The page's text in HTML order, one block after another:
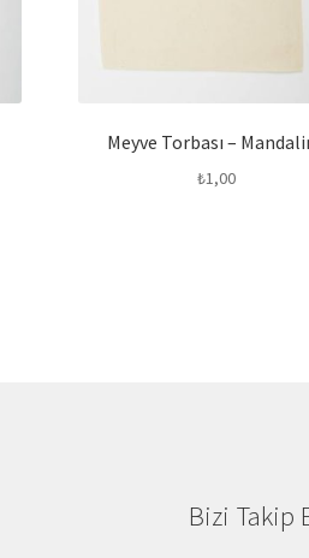
Meyve Torbası –
₺1,00
Bizi Takip